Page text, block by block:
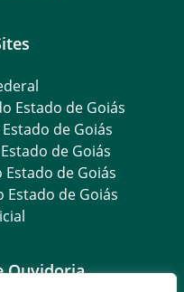
Estado de Goiás
de Goiás
de Goiás
de Goiás
de Goiás
Ouvidoria